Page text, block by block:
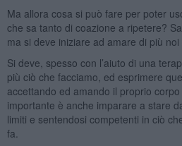
Ma allora cosa si può fare per poter
che sa tanto di coazione a ripetere?
ma si deve iniziare ad amare di più noi
Si deve, spesso con l’aiuto di una
più ciò che facciamo, ed esprimere
accettando ed amando il proprio
importante è anche imparare a stare
limiti e sentendosi competenti in ciò
fa.